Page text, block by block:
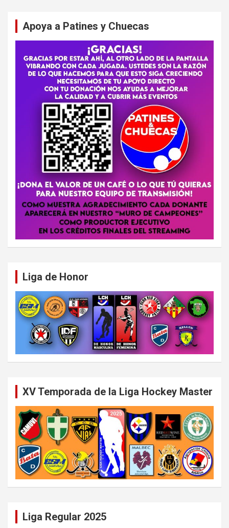
Apoya a Patines y Chuecas
Liga de Honor
XV Temporada de la Liga Hockey Master
Liga Regular 2025